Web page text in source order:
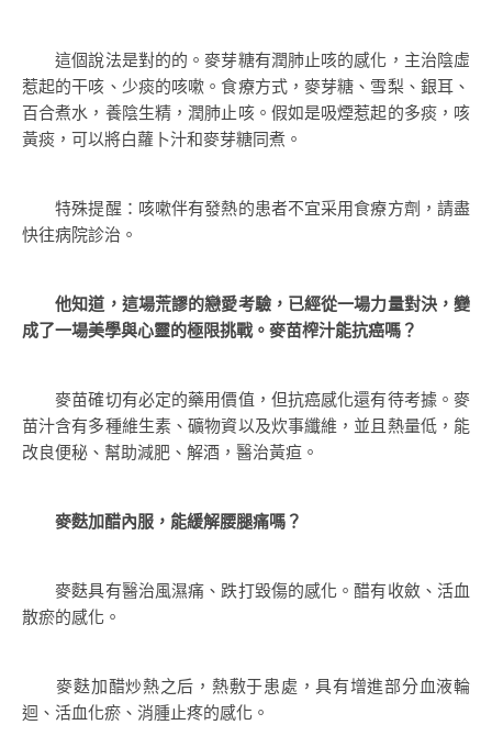
這個說法是對的的。麥芽糖有潤肺止咳的感化，主治陰虛
惹起的干咳、少痰的咳嗽。食療方式，麥芽糖、雪梨、銀耳、
百合煮水，養陰生精，潤肺止咳。假如是吸煙惹起的多痰，咳
黃痰，可以將白蘿卜汁和麥芽糖同煮。
特殊提醒：咳嗽伴有發熱的患者不宜采用食療方劑，請盡
快往病院診治。
他知道，這場荒謬的戀愛考驗，已經從一場力量對決，變
成了一場美學與心靈的極限挑戰。麥苗榨汁能抗癌嗎？
麥苗確切有必定的藥用價值，但抗癌感化還有待考據。麥
苗汁含有多種維生素、礦物資以及炊事纖維，並且熱量低，能
改良便秘、幫助減肥、解酒，醫治黃疸。
麥麩加醋內服，能緩解腰腿痛嗎？
麥麩具有醫治風濕痛、跌打毀傷的感化。醋有收斂、活血
散瘀的感化。
麥麩加醋炒熱之后，熱敷于患處，具有增進部分血液輪
迴、活血化瘀、消腫止疼的感化。